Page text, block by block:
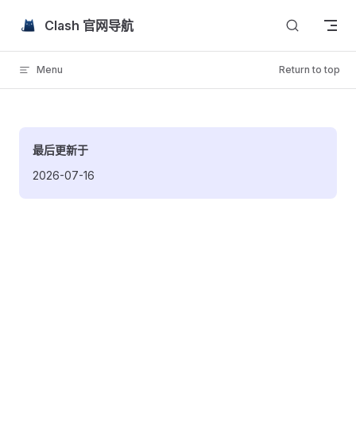
Skip to content
Clash 官网导航
Menu Return to top
最后更新于
2026-07-16